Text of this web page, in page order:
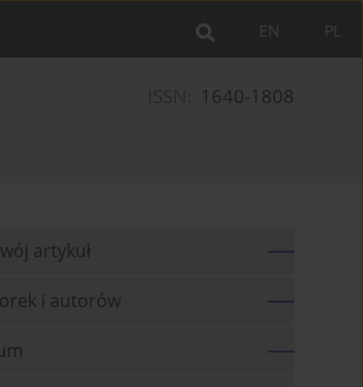
PL
EN
1640-1808
artykuł
i autorów